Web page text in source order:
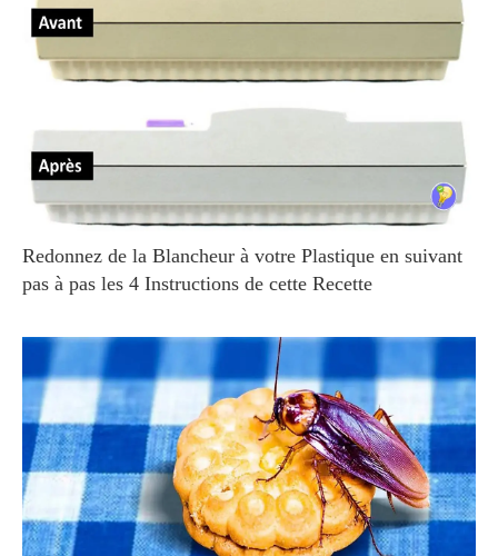
Redonnez de la Blancheur à votre Plastique en suivant
pas à pas les 4 Instructions de cette Recette